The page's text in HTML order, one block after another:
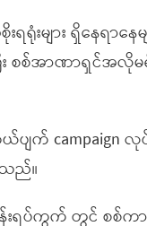
ား ရှိနေရာနေမ
စစ်အာဏာရှင်အလိုမ
လုပ်ဆေ
ည်။
းရပ်ကွက် တွင် စစ်က